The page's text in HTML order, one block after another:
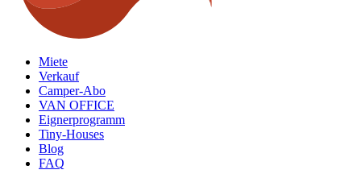
Miete
Verkauf
Camper-Abo
VAN OFFICE
Eignerprogramm
Tiny-Houses
Blog
FAQ